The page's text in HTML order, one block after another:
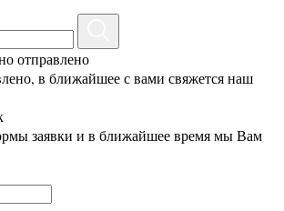
отправлено
в ближайшее с вами свяжется наш
заявки и в ближайшее время мы Вам